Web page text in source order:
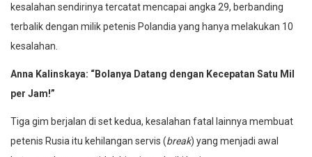
kesalahan sendirinya tercatat mencapai angka 29, berbanding
terbalik dengan milik petenis Polandia yang hanya melakukan 10
kesalahan.
Anna Kalinskaya: “Bolanya Datang dengan Kecepatan Satu Mil
per Jam!”
Tiga gim berjalan di set kedua, kesalahan fatal lainnya membuat
petenis Rusia itu kehilangan servis (break) yang menjadi awal